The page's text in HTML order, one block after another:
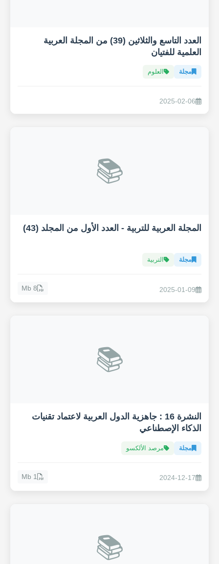
العدد التاسع والثلاثين (39) من المجلة العربية
العلمية للفتيان
مجلة العلوم
2025-02-06
📚
المجلة العربية للتربية - العدد الأول من المجلد (43)
مجلة التربية
2025-01-09
8 Mb
📚
النشرة 16 : جاهزية الدول العربية لاعتماد تقنيات
الذكاء الإصطناعي
مجلة مرصد الألكسو
2024-12-17
1 Mb
📚